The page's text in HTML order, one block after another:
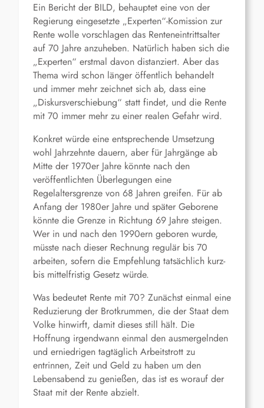
Ein Bericht der BILD, behauptet eine von der
Regierung eingesetzte „Experten“-Komission zur
Rente wolle vorschlagen das Renteneintrittsalter
auf 70 Jahre anzuheben. Natürlich haben sich die
„Experten“ erstmal davon distanziert. Aber das
Thema wird schon länger öffentlich behandelt
und immer mehr zeichnet sich ab, dass eine
„Diskursverschiebung“ statt findet, und die Rente
mit 70 immer mehr zu einer realen Gefahr wird.
Konkret würde eine entsprechende Umsetzung
wohl Jahrzehnte dauern, aber für Jahrgänge ab
Mitte der 1970er Jahre könnte nach den
veröffentlichten Überlegungen eine
Regelaltersgrenze von 68 Jahren greifen. Für ab
Anfang der 1980er Jahre und später Geborene
könnte die Grenze in Richtung 69 Jahre steigen.
Wer in und nach den 1990ern geboren wurde,
müsste nach dieser Rechnung regulär bis 70
arbeiten, sofern die Empfehlung tatsächlich kurz-
bis mittelfristig Gesetz würde.
Was bedeutet Rente mit 70? Zunächst einmal eine
Reduzierung der Brotkrummen, die der Staat dem
Volke hinwirft, damit dieses still hält. Die
Hoffnung irgendwann einmal den ausmergelnden
und erniedrigen tagtäglich Arbeitstrott zu
entrinnen, Zeit und Geld zu haben um den
Lebensabend zu genießen, das ist es worauf der
Staat mit der Rente abzielt.